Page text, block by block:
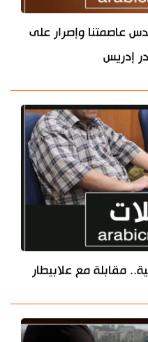
عاصمتنا وإصرار على
إدريس
مقابلة مع علابيطار